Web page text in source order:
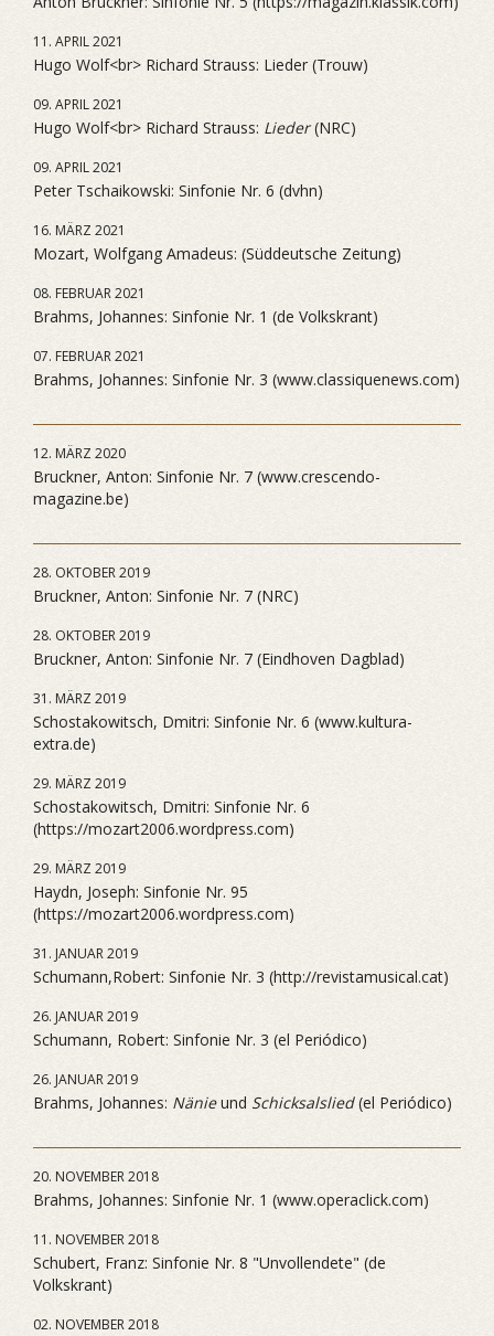
11. APRIL 2021
Hugo Wolf<br> Richard Strauss: Lieder (Trouw)
09. APRIL 2021
Hugo Wolf<br> Richard Strauss: Lieder(NRC)
09. APRIL 2021
Peter Tschaikowski: Sinfonie Nr. 6 (dvhn)
16. MÄRZ 2021
Mozart, Wolfgang Amadeus: (Süddeutsche Zeitung)
08. FEBRUAR 2021
Brahms, Johannes: Sinfonie Nr. 1 (de Volkskrant)
07. FEBRUAR 2021
Brahms, Johannes: Sinfonie Nr. 3 (www.classiquenews.com)
12. MÄRZ 2020
Bruckner, Anton: Sinfonie Nr. 7 (www.crescendo-
magazine.be)
28. OKTOBER 2019
Bruckner, Anton: Sinfonie Nr. 7 (NRC)
28. OKTOBER 2019
Bruckner, Anton: Sinfonie Nr. 7 (Eindhoven Dagblad)
31. MÄRZ 2019
Schostakowitsch, Dmitri: Sinfonie Nr. 6 (www.kultura-
extra.de)
29. MÄRZ 2019
Schostakowitsch, Dmitri: Sinfonie Nr. 6
(https://mozart2006.wordpress.com)
29. MÄRZ 2019
Haydn, Joseph: Sinfonie Nr. 95
(https://mozart2006.wordpress.com)
31. JANUAR 2019
Schumann,Robert: Sinfonie Nr. 3 (http://revistamusical.cat)
26. JANUAR 2019
Schumann, Robert: Sinfonie Nr. 3 (el Periódico)
26. JANUAR 2019
Brahms, Johannes: Nänieund Schicksalslied(el Periódico)
20. NOVEMBER 2018
Brahms, Johannes: Sinfonie Nr. 1 (www.operaclick.com)
11. NOVEMBER 2018
Schubert, Franz: Sinfonie Nr. 8 "Unvollendete" (de
Volkskrant)
02. NOVEMBER 2018